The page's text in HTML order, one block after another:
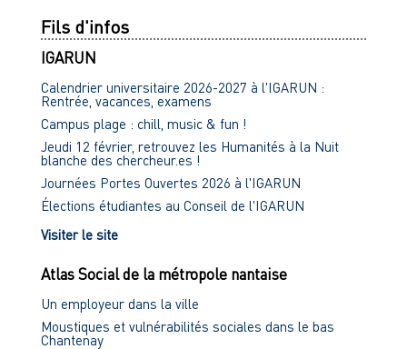
Fils d'infos
IGARUN
Calendrier universitaire 2026-2027 à l'IGARUN :
Rentrée, vacances, examens
Campus plage : chill, music & fun !
Jeudi 12 février, retrouvez les Humanités à la Nuit
blanche des chercheur.es !
Journées Portes Ouvertes 2026 à l'IGARUN
Élections étudiantes au Conseil de l'IGARUN
Visiter le site
Atlas Social de la métropole nantaise
Un employeur dans la ville
Moustiques et vulnérabilités sociales dans le bas
Chantenay